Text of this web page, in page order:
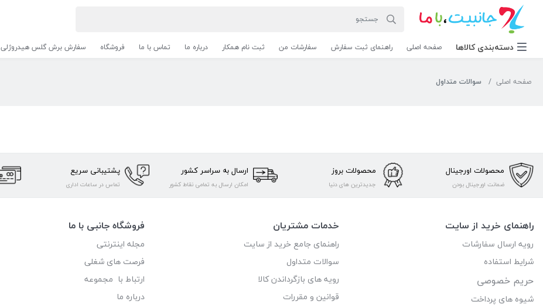
دسته‌بندی‌ کالاها صفحه اصلی راهنمای ثبت سفارش سفارشات من ثبت نام همکار درباره ما تماس با ما فروشگاه سفارش برش گلس هیدروژلی
صفحه اصلی سوالات متداول
محصولات اورجینال
ضمانت اورجینال بودن
محصولات بروز
جدیدترین های دنیا
ارسال به سراسر کشور
امکان ارسال به تمامی نقاط کشور
پشتیبانی سریع
تماس در ساعات اداری
راهنمای خرید از سایت
رویه ارسال سفارشات
شرایط استفاده
حریم خصوصی
شیوه های پرداخت
خدمات مشتریان
راهنمای جامع خرید از سایت
سوالات متداول
رویه های بازگرداندن کالا
قوانین و مقررات
فروشگاه جانبی با ما
مجله اینترنتی
فرصت های شغلی
ارتباط با مجموعه
درباره ما